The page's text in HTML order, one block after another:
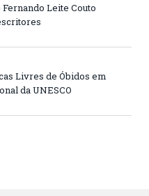
Leite Couto
Livres de Óbidos em
da UNESCO